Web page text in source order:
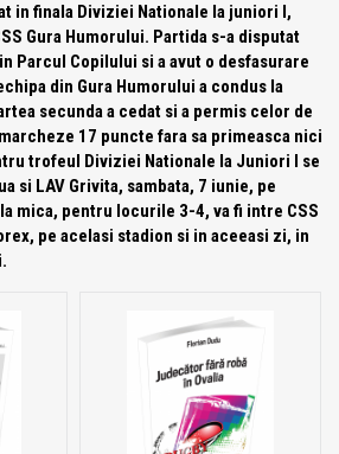
in finala Diviziei Nationale la juniori I,
Gura Humorului. Partida s-a disputat
Parcul Copilului si a avut o desfasurare
din Gura Humorului a condus la
secunda a cedat si a permis celor de
17 puncte fara sa primeasca nici
trofeul Diviziei Nationale la Juniori I se
si LAV Grivita, sambata, 7 iunie, pe
mica, pentru locurile 3-4, va fi intre CSS
pe acelasi stadion si in aceeasi zi, in